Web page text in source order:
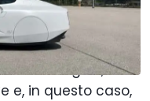
Aggiungi Motor1.com alle
fonti preferite su Google
viene
stesse regole, ma
e, in questo caso,